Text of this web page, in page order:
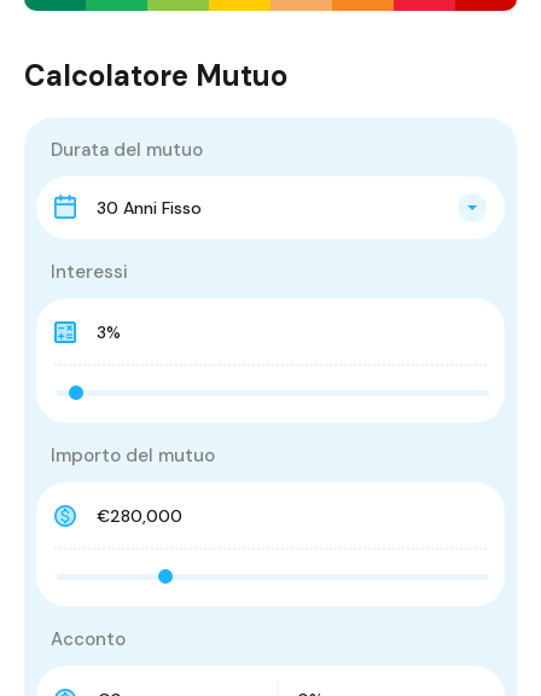
Calcolatore Mutuo
Durata del mutuo
30 Anni Fisso
Interessi
Importo del mutuo
Acconto